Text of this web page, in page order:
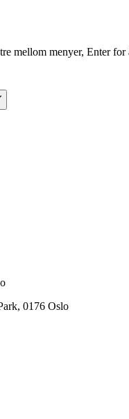
mellom menyer, Enter for
0176 Oslo